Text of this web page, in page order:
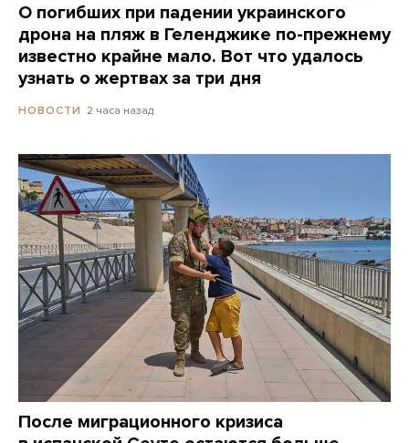
О погибших при падении украинского
дрона на пляж в Геленджике по-прежнему
известно крайне мало. Вот что удалось
узнать о жертвах за три дня
НОВОСТИ 2 часа назад
После миграционного кризиса